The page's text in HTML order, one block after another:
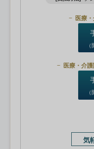
医療
医療・介
気